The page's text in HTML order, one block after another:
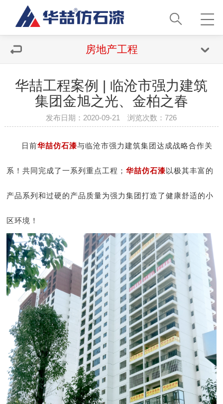
房地产工程
华喆工程案例 | 临沧市强力建筑
集团金旭之光、金柏之春
发布日期：2020-09-21 浏览次数：726
日前华喆仿石漆与临沧市强力建筑集团达成战略合作关
系！共同完成了一系列重点工程；华喆仿石漆以极其丰富的
产品系列和过硬的产品质量为强力集团打造了健康舒适的小
区环境！